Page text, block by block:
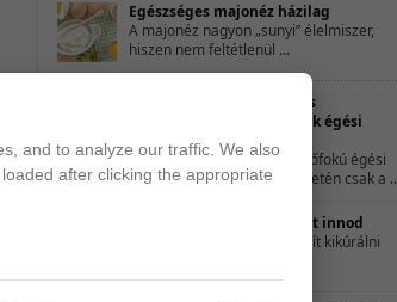
Egészséges majonéz házilag
A majonéz nagyon „sunyi” élelmiszer,
hiszen nem feltétlenül ...
Természetes
gyógymódok égési
sérülésekre
A kisebb, elsőfokú égési
sérülések esetén csak a
10 ok, amiért érdemes teát innod
A tea nemcsak a náthát segít kikúrálni
and to analyze our traffic. We also
after clicking the appropriate